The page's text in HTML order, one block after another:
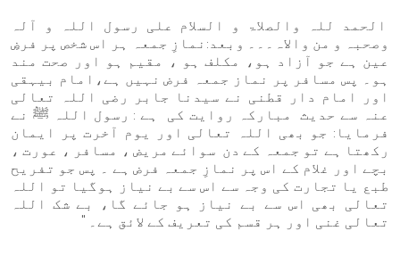
الحمد للہ والصلاۃ و السلام علی رسول اللہ و آلہ
وصحبہ و من والاہ۔۔۔ وبعد:نمازِ جمعہ ہر اس شخص پر فرضِ
عین ہے جو آزاد ہو، مکلف ہو ، مقیم ہو اور صحت مند
ہو۔ پس مسافر پر نماز جمعہ فرض نہیں ہے،امام بیہقی
اور امام دار قطنی نے سیدنا جابر رضی اللہ تعالی
عنہ سے حدیث مبارکہ روایت کی ہے : رسول اللہ ﷺ نے
فرمایا: جو بھی اللہ تعالی اور یوم آخرت پر ایمان
رکھتا ہے تو جمعہ کے دن سوائے مریض ، مسافر ، عورت ،
بچے اور غلام کے اس پر نمازِ جمعہ فرض ہے ۔ پس جو تفریح
طبع یا تجارت کی وجہ سے اس سے بے نیاز ہوگیا تو اللہ
تعالی بھی اس سے بے نیاز ہو جائے گا، بے شک اللہ
تعالی غنی اور ہر قسم کی تعریف کے لائق ہے۔ "